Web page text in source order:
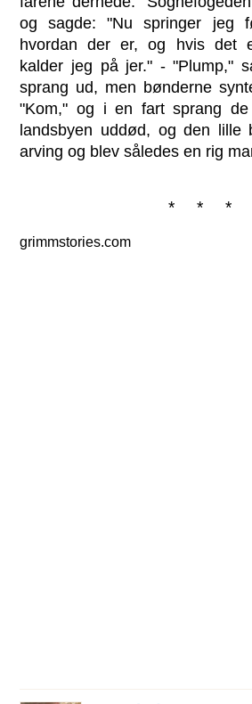
og sagde: "Nu springer jeg
hvordan der er, og hvis det
kalder jeg på jer." - "Plump,"
sprang ud, men bønderne
"Kom," og i en fart sprang
landsbyen uddød, og den lille
arving og blev således en rig
* * *
grimmstories.com